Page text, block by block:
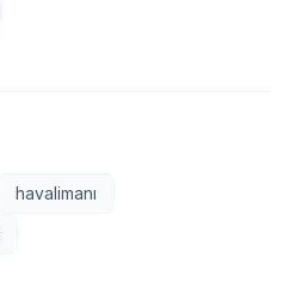
havalimanı